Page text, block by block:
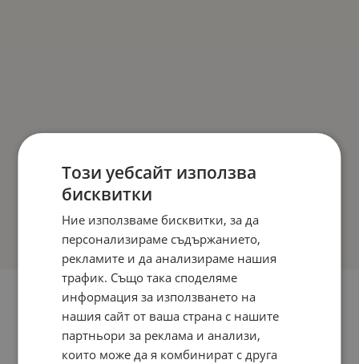
Този уебсайт използва
бисквитки
Ние използваме бисквитки, за да
персонализираме съдържанието,
рекламите и да анализираме нашия
трафик. Също така споделяме
информация за използването на
нашия сайт от ваша страна с нашите
партньори за реклама и анализи,
които може да я комбинират с друга